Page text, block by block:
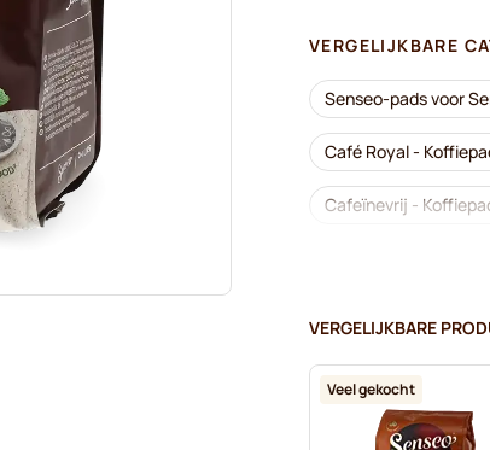
VERGELIJKBARE
Senseo-pads voor
Café Royal -
Cafeïnevrij -
Friele - Koffiepads
Gimoka - Pads voor
VERGELIJKBARE
Veel gekocht